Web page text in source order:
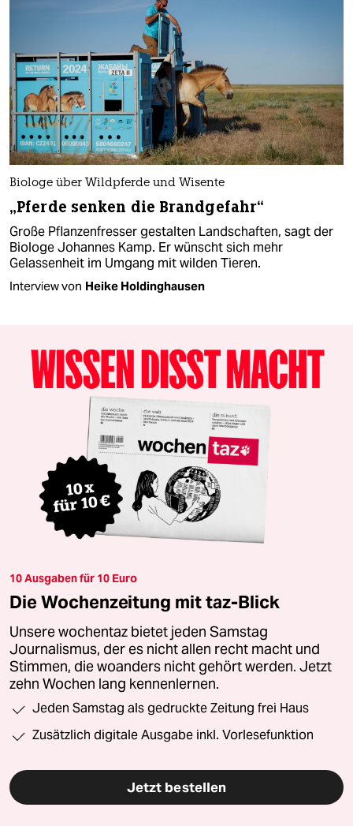
Biologe über Wildpferde und Wisente
„Pferde senken die Brandgefahr“
Große Pflanzenfresser gestalten Landschaften, sagt der
Biologe Johannes Kamp. Er wünscht sich mehr
Gelassenheit im Umgang mit wilden Tieren.
Interview von Heike Holdinghausen
10 Ausgaben für 10 Euro
Die Wochenzeitung mit taz-Blick
Unsere wochentaz bietet jeden Samstag
Journalismus, der es nicht allen recht macht und
Stimmen, die woanders nicht gehört werden. Jetzt
zehn Wochen lang kennenlernen.
Jeden Samstag als gedruckte Zeitung frei Haus
Zusätzlich digitale Ausgabe inkl. Vorlesefunktion
Jetzt bestellen